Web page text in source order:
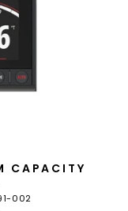
CAPACITY
002